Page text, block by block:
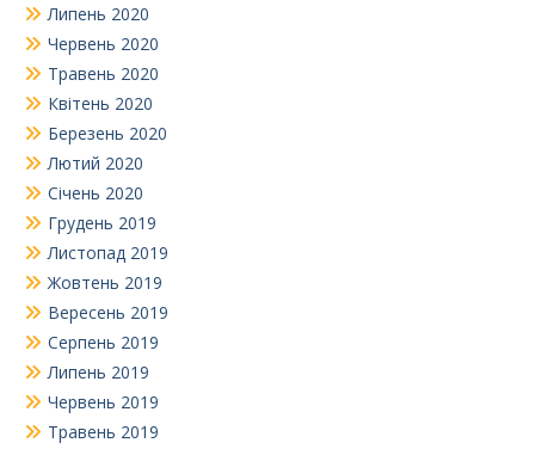
Липень 2020
Червень 2020
Травень 2020
Квітень 2020
Березень 2020
Лютий 2020
Січень 2020
Грудень 2019
Листопад 2019
Жовтень 2019
Вересень 2019
Серпень 2019
Липень 2019
Червень 2019
Травень 2019